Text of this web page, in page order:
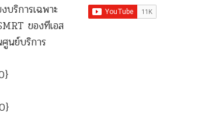
ริการเฉพาะ
ของทีเอส
นย์บริการ